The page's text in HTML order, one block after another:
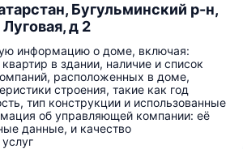
Бугульминский р-н,
д 2
информацию о доме, включая:
в здании, наличие и список
расположенных в доме,
строения, такие как год
тип конструкции и использованные
об управляющей компании: её
данные, и качество